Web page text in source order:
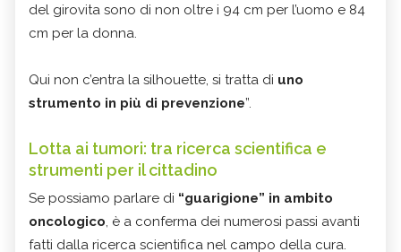
del girovita sono di non oltre i 94 cm per l’uomo e 84
cm per la donna.
Qui non c’entra la silhouette, si tratta di uno
strumento in più di prevenzione”.
Lotta ai tumori: tra ricerca scientifica e
strumenti per il cittadino
Se possiamo parlare di “guarigione” in ambito
oncologico, è a conferma dei numerosi passi avanti
fatti dalla ricerca scientifica nel campo della cura.